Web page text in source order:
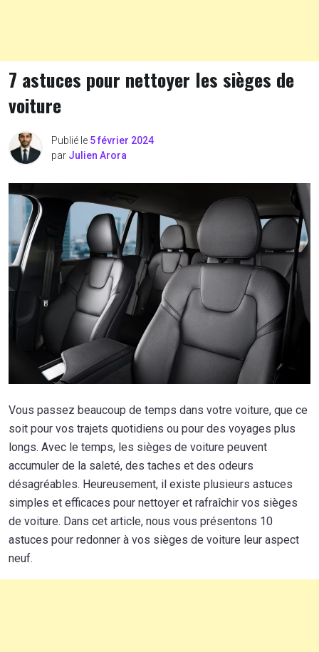
7 astuces pour nettoyer les sièges de
voiture
Publié le 5 février 2024
par Julien Arora
Vous passez beaucoup de temps dans votre voiture, que ce
soit pour vos trajets quotidiens ou pour des voyages plus
longs. Avec le temps, les sièges de voiture peuvent
accumuler de la saleté, des taches et des odeurs
désagréables. Heureusement, il existe plusieurs astuces
simples et efficaces pour nettoyer et rafraîchir vos sièges
de voiture. Dans cet article, nous vous présentons 10
astuces pour redonner à vos sièges de voiture leur aspect
neuf.